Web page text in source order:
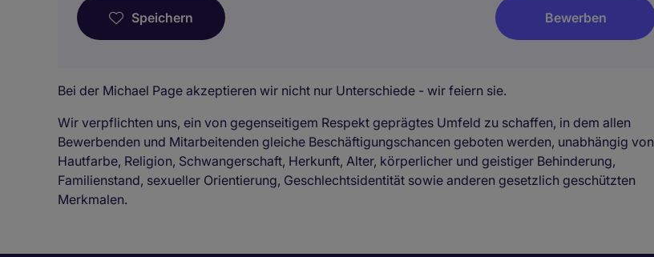
Speichern Bewerben
Bei der Michael Page akzeptieren wir nicht nur Unterschiede - wir feiern sie.
Wir verpflichten uns, ein von gegenseitigem Respekt geprägtes Umfeld zu schaffen, in dem allen
Bewerbenden und Mitarbeitenden gleiche Beschäftigungschancen geboten werden, unabhängig von
Hautfarbe, Religion, Schwangerschaft, Herkunft, Alter, körperlicher und geistiger Behinderung,
Familienstand, sexueller Orientierung, Geschlechtsidentität sowie anderen gesetzlich geschützten
Merkmalen.